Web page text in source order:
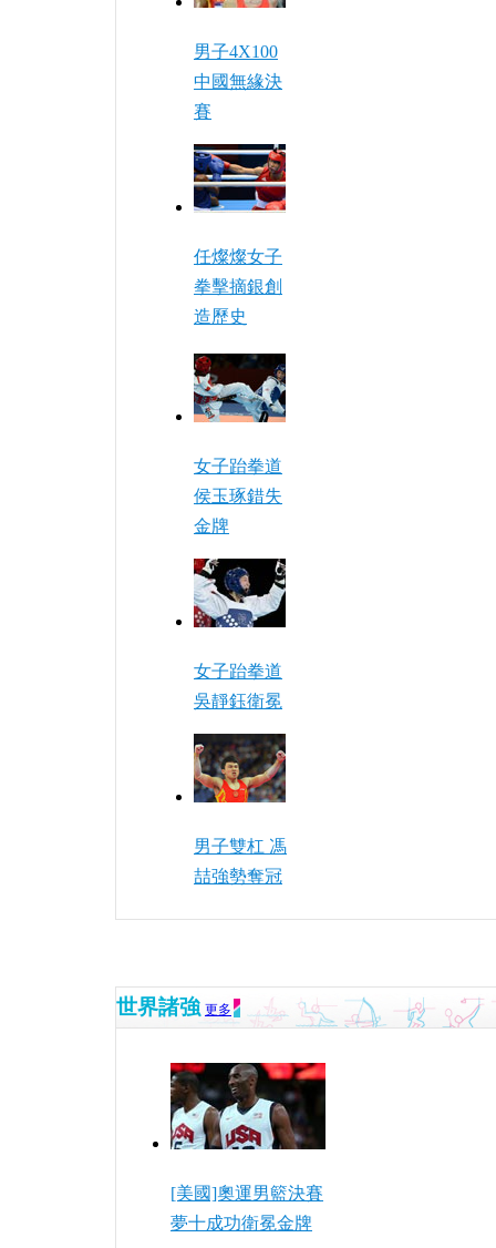
男子4X100
中國無緣決
賽
任燦燦女子
拳擊摘銀創
造歷史
女子跆拳道
侯玉琢錯失
金牌
女子跆拳道
吳靜鈺衛冕
男子雙杠 馮
喆強勢奪冠
世界諸強 更多
[美國]奧運男籃決賽
夢十成功衛冕金牌